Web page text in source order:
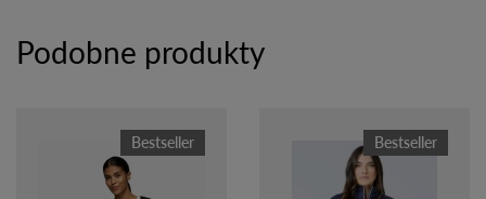
Podobne produkty
Bestseller Bestseller